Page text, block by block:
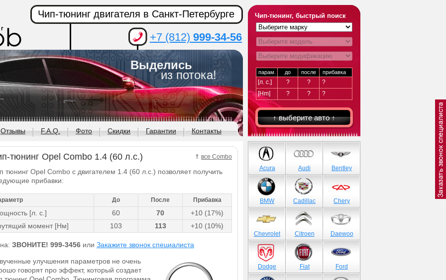
Выделись
из потока!
Чип-тюнинг, быстрый поиск
парам. до после прибавка
[л. с.] ? ?
?
[Hm]
? ? ?
↑ выберите авто ↑
Чип-тюнинг двигателя в Санкт-Петербурге
+7 (812) 999-34-56
Отзывы F.A.Q. Фото Скидки Гарантии Контакты
⇑ все Combo
тюнинг Opel Combo 1.4 (60 л.с.)
тюнинг Opel Combo с двигателем 1.4 (60 л.с.) позволяет получить
прибавки:
До После Прибавка
[л. с.] 60 70
+10 (17%)
момент [Нм]
103 113 +10 (10%)
ЗВОНИТЕ! 999-3456 или Закажите звонок специалиста
улучшения параметров не очень
говорят про эффект, который создает
Acura Audi Bentley
BMW Cadillac Chery
Chevrolet Citroen Daewoo
Dodge Fiat Ford